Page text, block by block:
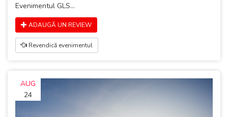
Evenimentul GLS...
ADAUGĂ UN REVIEW
Revendică evenimentul
AUG
24